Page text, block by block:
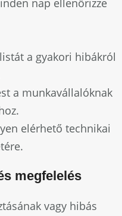
nap ellenőrizze
a gyakori hibákról
a munkavállalóknak
elérhető technikai
megfelelés
vagy hibás